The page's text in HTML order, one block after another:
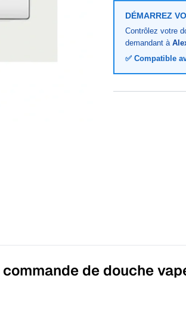
DÉMARREZ
Contrôlez votre
demandant à
✅ Compatible
de douche